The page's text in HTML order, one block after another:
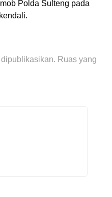
Polda Sulteng pada
Ruas yang